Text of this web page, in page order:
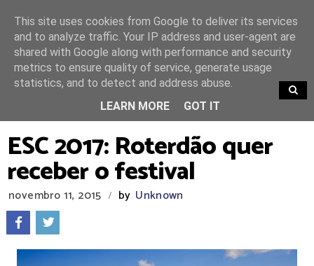
TRENDING
ESC 2017: Roterdão quer
receber o festival
novembro 11, 2015 / by Unknown
This site uses cookies from Google to deliver its services
and to analyze traffic. Your IP address and user-agent are
shared with Google along with performance and security
metrics to ensure quality of service, generate usage
statistics, and to detect and address abuse.
LEARN MORE
GOT IT